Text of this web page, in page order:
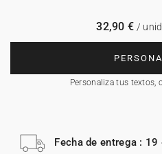
Personaliza tus textos,
32,90 € /
Fecha de entrega :